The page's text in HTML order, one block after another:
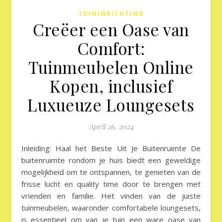
TUININRICHTING
Creëer een Oase van
Comfort:
Tuinmeubelen Online
Kopen, inclusief
Luxueuze Loungesets
April 26, 2024
Inleiding: Haal het Beste Uit Je Buitenruimte De
buitenruimte rondom je huis biedt een geweldige
mogelijkheid om te ontspannen, te genieten van de
frisse lucht en quality time door te brengen met
vrienden en familie. Het vinden van de juiste
tuinmeubelen, waaronder comfortabele loungesets,
is essentieel om van je tuin een ware oase van